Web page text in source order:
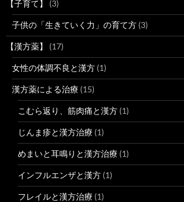
【子育て】 (3)
子供の「生きていく力」の育て方 (3)
【漢方薬】 (17)
女性の体調不良と漢方 (1)
漢方薬による治療 (15)
こむら返り、筋肉痛と漢方 (1)
じんま疹と漢方治療 (1)
めまいと耳鳴りと漢方治療 (1)
インフルエンザと漢方 (1)
フレイルと漢方治療 (1)